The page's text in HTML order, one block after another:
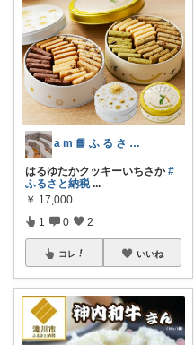
a m 📘 ふ る さ と 納 税 本
はるゆたかクッキーいちさか#
ふるさと納税 ...
￥ 17,000
1 0 2
コレ いいね